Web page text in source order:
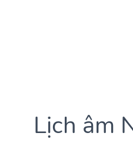
Lịch âm